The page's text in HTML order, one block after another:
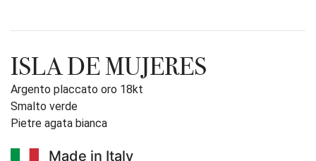
ISLA DE MUJERES
Argento placcato oro 18kt
Smalto verde
Pietre agata bianca
Made in Italy